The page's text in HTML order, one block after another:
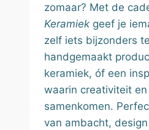
zomaar? Met de
Keramiek geef je
zelf iets bijzonders
handgemaakt
keramiek, óf een
waarin creativiteit
samenkomen.
van ambacht,